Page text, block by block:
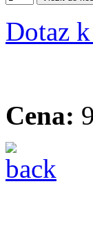
Dotaz
Cena: